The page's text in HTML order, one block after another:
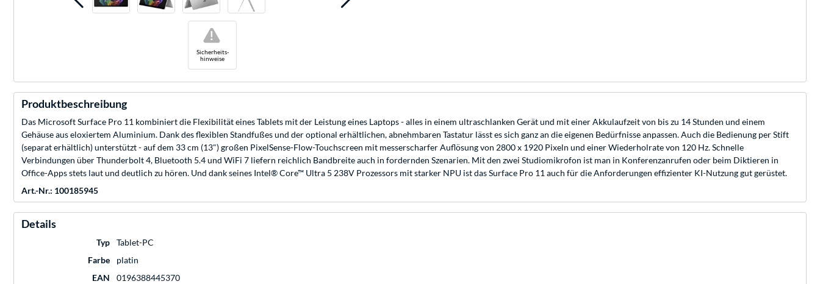
Sicherheits-
hinweise
!
Produktbeschreibung
Das Microsoft Surface Pro 11 kombiniert die Flexibilität eines Tablets mit der Leistung eines Laptops - alles in einem ultraschlanken Gerät und mit einer Akkulaufzeit von bis zu 14 Stunden und einem
Gehäuse aus eloxiertem Aluminium. Dank des flexiblen Standfußes und der optional erhältlichen, abnehmbaren Tastatur lässt es sich ganz an die eigenen Bedürfnisse anpassen. Auch die Bedienung per Stift
(separat erhältlich) unterstützt - auf dem 33 cm (13") großen PixelSense-Flow-Touchscreen mit messerscharfer Auflösung von 2800 x 1920 Pixeln und einer Wiederholrate von 120 Hz. Schnelle
Verbindungen über Thunderbolt 4, Bluetooth 5.4 und WiFi 7 liefern reichlich Bandbreite auch in fordernden Szenarien. Mit den zwei Studiomikrofon ist man in Konferenzanrufen oder beim Diktieren in
Office-Apps stets laut und deutlich zu hören. Und dank seines Intel® Core™ Ultra 5 238V Prozessors mit starker NPU ist das Surface Pro 11 auch für die Anforderungen effizienter KI-Nutzung gut gerüstet.
Art.-Nr.: 100185945
Details
Typ
Tablet-PC
Farbe
platin
EAN
0196388445370